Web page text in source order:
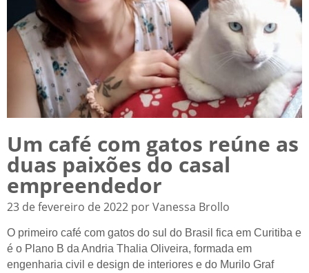
Um café com gatos reúne as
duas paixões do casal
empreendedor
23 de fevereiro de 2022 por Vanessa Brollo
O primeiro café com gatos do sul do Brasil fica em Curitiba e
é o Plano B da Andria Thalia Oliveira, formada em
engenharia civil e design de interiores e do Murilo Graf